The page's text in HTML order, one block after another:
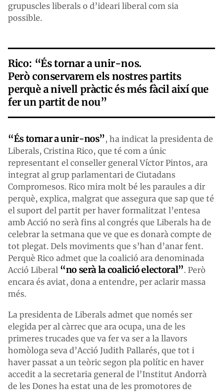
grupuscles liberals o d’ideari liberal com sia
possible.
Rico: “És tornar a unir-nos.
Però conservarem els nostres partits
perquè a nivell pràctic és més fàcil així que
fer un partit de nou”
“És tornar a unir-nos”, ha indicat la presidenta de
Liberals, Cristina Rico, que té com a únic
representant el conseller general Víctor Pintos, ara
integrat al grup parlamentari de Ciutadans
Compromesos. Rico mira molt bé les paraules a dir
perquè, explica, malgrat que assegura que sap que té
el suport del partit per haver formalitzat l’entesa
amb Acció no serà fins al congrés que Liberals ha de
celebrar la setmana que ve que es donarà compte de
tot plegat. Dels moviments que s’han d’anar fent.
Perquè Rico admet que la coalició ara denominada
Acció Liberal “no serà la coalició electoral”. Però
encara és aviat, dona a entendre, per aclarir massa
més.
La presidenta de Liberals admet que només ser
elegida per al càrrec que ara ocupa, una de les
primeres trucades que va fer va ser a la llavors
homòloga seva d’Acció Judith Pallarés, que tot i
haver passat a un teòric segon pla polític en haver
accedit a la secretaria general de l’Institut Andorrà
de les Dones ha estat una de les promotores de